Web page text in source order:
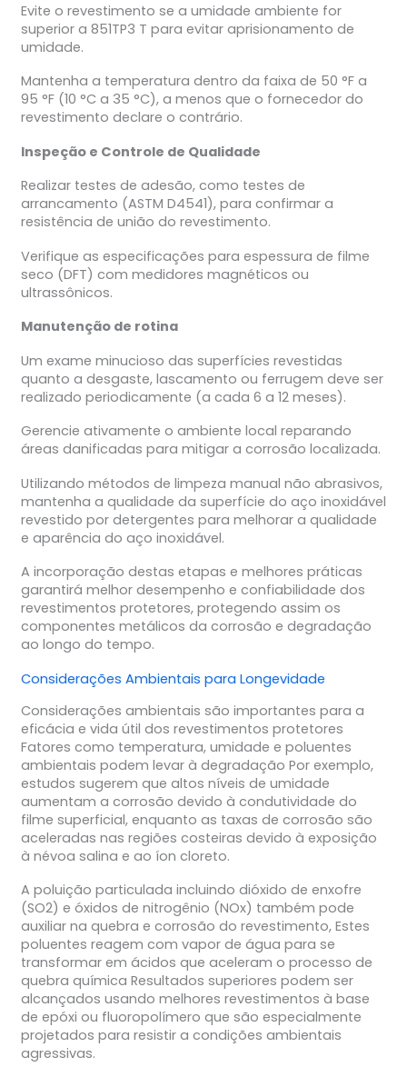
Evite o revestimento se a umidade ambiente for
superior a 851TP3 T para evitar aprisionamento de
umidade.
Mantenha a temperatura dentro da faixa de 50 °F a
95 °F (10 °C a 35 °C), a menos que o fornecedor do
revestimento declare o contrário.
Inspeção e Controle de Qualidade
Realizar testes de adesão, como testes de
arrancamento (ASTM D4541), para confirmar a
resistência de união do revestimento.
Verifique as especificações para espessura de filme
seco (DFT) com medidores magnéticos ou
ultrassônicos.
Manutenção de rotina
Um exame minucioso das superfícies revestidas
quanto a desgaste, lascamento ou ferrugem deve ser
realizado periodicamente (a cada 6 a 12 meses).
Gerencie ativamente o ambiente local reparando
áreas danificadas para mitigar a corrosão localizada.
Utilizando métodos de limpeza manual não abrasivos,
mantenha a qualidade da superfície do aço inoxidável
revestido por detergentes para melhorar a qualidade
e aparência do aço inoxidável.
A incorporação destas etapas e melhores práticas
garantirá melhor desempenho e confiabilidade dos
revestimentos protetores, protegendo assim os
componentes metálicos da corrosão e degradação
ao longo do tempo.
Considerações Ambientais para Longevidade
Considerações ambientais são importantes para a
eficácia e vida útil dos revestimentos protetores
Fatores como temperatura, umidade e poluentes
ambientais podem levar à degradação Por exemplo,
estudos sugerem que altos níveis de umidade
aumentam a corrosão devido à condutividade do
filme superficial, enquanto as taxas de corrosão são
aceleradas nas regiões costeiras devido à exposição
à névoa salina e ao íon cloreto.
A poluição particulada incluindo dióxido de enxofre
(SO2) e óxidos de nitrogênio (NOx) também pode
auxiliar na quebra e corrosão do revestimento, Estes
poluentes reagem com vapor de água para se
transformar em ácidos que aceleram o processo de
quebra química Resultados superiores podem ser
alcançados usando melhores revestimentos à base
de epóxi ou fluoropolímero que são especialmente
projetados para resistir a condições ambientais
agressivas.